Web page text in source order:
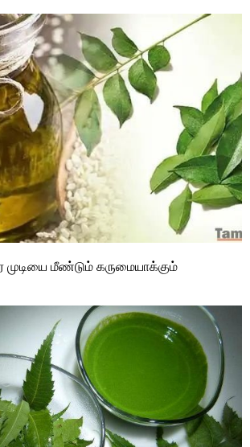
முடியை மீண்டும் கருமையாக்கும்